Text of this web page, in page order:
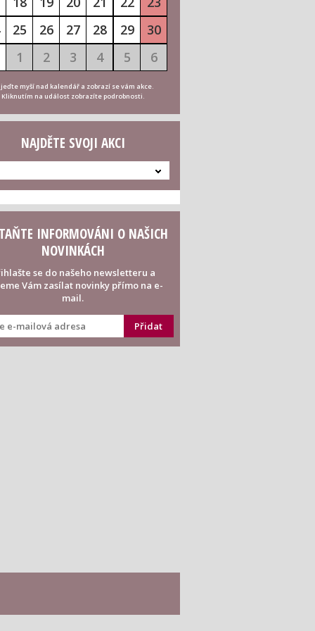
25
26 27 28 29
30
1
2 3 4 5 6
myší nad kalendář a zobrazí se vám akce.
Kliknutím na událost zobrazíte podrobnosti.
NAJDĚTE SVOJI AKCI
INFORMOVÁNI O NAŠICH
NOVINKÁCH
se do našeho newsletteru a
Vám zasílat novinky přímo na e-
mail.